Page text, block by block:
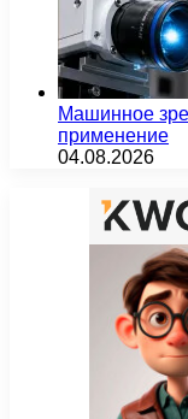
Машинное
применение
04.08.2026